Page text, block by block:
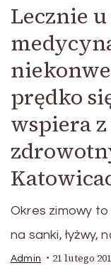
Lecznie
prędko
wspiera
Okres zimowy
na sanki, łyżwy,
Admin 21 lutego